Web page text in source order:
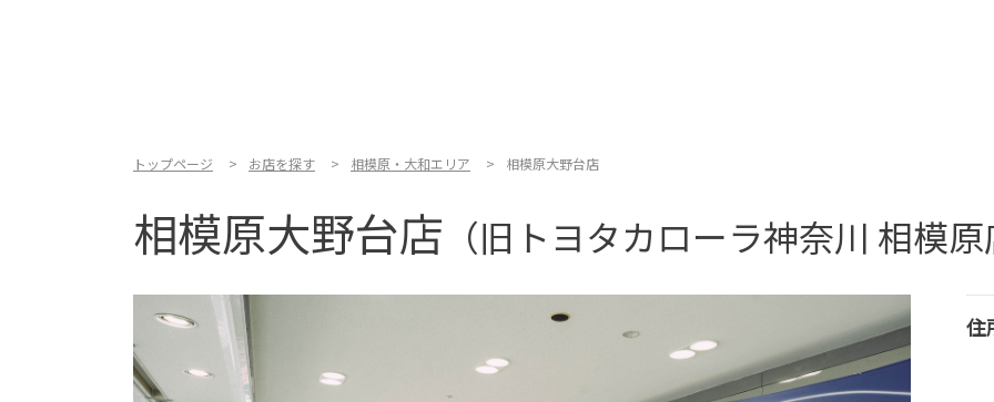
トップページ お店を探す 相模原・大和エリア 相模原大野台店
相模原大野台店 （旧トヨタカローラ神奈川 相模
住